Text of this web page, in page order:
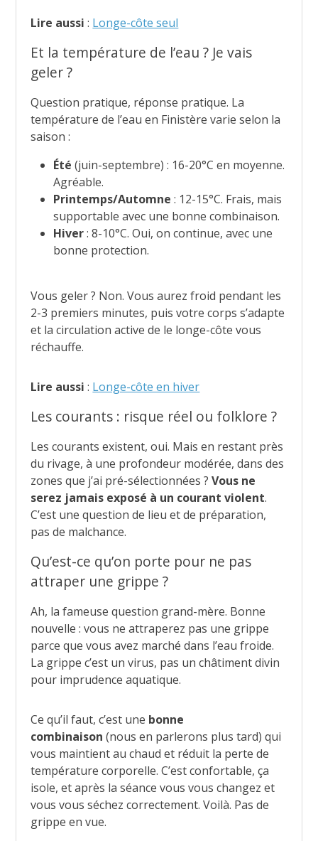
Lire aussi: Longe-côte seul
Et la température de l’eau ? Je vais
geler ?
Question pratique, réponse pratique. La
température de l’eau en Finistère varie selon la
saison :
Été (juin-septembre) : 16-20°C en moyenne.
Agréable.
Printemps/Automne : 12-15°C. Frais, mais
supportable avec une bonne combinaison.
Hiver: 8-10°C. Oui, on continue, avec une
bonne protection.
Vous geler ? Non. Vous aurez froid pendant les
2-3 premiers minutes, puis votre corps s’adapte
et la circulation active de le longe-côte vous
réchauffe.
Lire aussi: Longe-côte en hiver
Les courants : risque réel ou folklore ?
Les courants existent, oui. Mais en restant près
du rivage, à une profondeur modérée, dans des
zones que j’ai pré-sélectionnées ?Vous ne
serez jamais exposé à un courant violent.
C’est une question de lieu et de préparation,
pas de malchance.
Qu’est-ce qu’on porte pour ne pas
attraper une grippe ?
Ah, la fameuse question grand-mère. Bonne
nouvelle : vous ne attraperez pas une grippe
parce que vous avez marché dans l’eau froide.
La grippe c’est un virus, pas un châtiment divin
pour imprudence aquatique.
Ce qu’il faut, c’est une bonne
combinaison (nous en parlerons plus tard) qui
vous maintient au chaud et réduit la perte de
température corporelle. C’est confortable, ça
isole, et après la séance vous vous changez et
vous vous séchez correctement. Voilà. Pas de
grippe en vue.